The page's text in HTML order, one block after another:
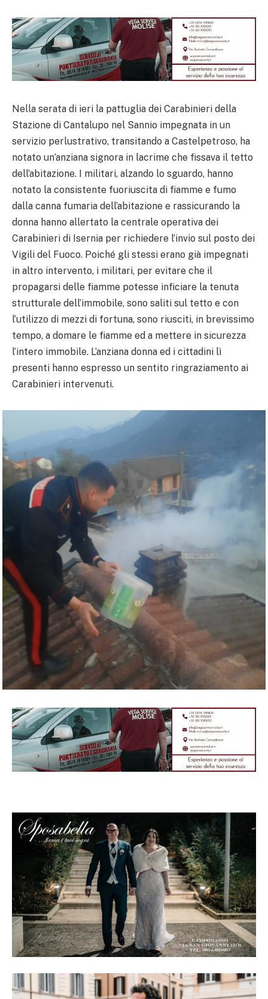
Nella serata di ieri la pattuglia dei Carabinieri della
Stazione di Cantalupo nel Sannio impegnata in un
servizio perlustrativo, transitando a Castelpetroso, ha
notato un’anziana signora in lacrime che fissava il tetto
dell’abitazione. I militari, alzando lo sguardo, hanno
notato la consistente fuoriuscita di fiamme e fumo
dalla canna fumaria dell’abitazione e rassicurando la
donna hanno allertato la centrale operativa dei
Carabinieri di Isernia per richiedere l’invio sul posto dei
Vigili del Fuoco. Poiché gli stessi erano già impegnati
in altro intervento, i militari, per evitare che il
propagarsi delle fiamme potesse inficiare la tenuta
strutturale dell’immobile, sono saliti sul tetto e con
l’utilizzo di mezzi di fortuna, sono riusciti, in brevissimo
tempo, a domare le fiamme ed a mettere in sicurezza
l’intero immobile. L’anziana donna ed i cittadini lì
presenti hanno espresso un sentito ringraziamento ai
Carabinieri intervenuti.